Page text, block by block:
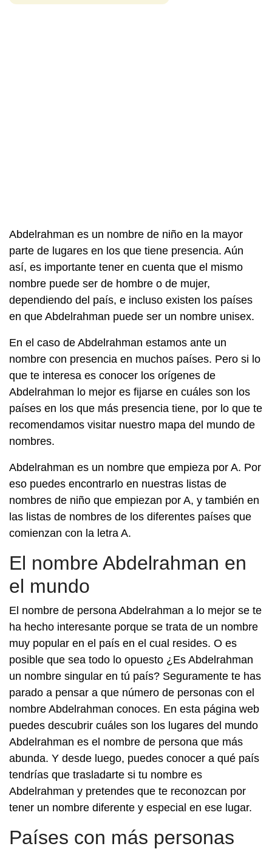
Abdelrahman es un nombre de niño en la mayor
parte de lugares en los que tiene presencia. Aún
así, es importante tener en cuenta que el mismo
nombre puede ser de hombre o de mujer,
dependiendo del país, e incluso existen los países
en que Abdelrahman puede ser un nombre unisex.
En el caso de Abdelrahman estamos ante un
nombre con presencia en muchos países. Pero si lo
que te interesa es conocer los orígenes de
Abdelrahman lo mejor es fijarse en cuáles son los
países en los que más presencia tiene, por lo que te
recomendamos visitar nuestro mapa del mundo de
nombres.
Abdelrahman es un nombre que empieza por A. Por
eso puedes encontrarlo en nuestras listas de
nombres de niño que empiezan por A, y también en
las listas de nombres de los diferentes países que
comienzan con la letra A.
El nombre Abdelrahman en
el mundo
El nombre de persona Abdelrahman a lo mejor se te
ha hecho interesante porque se trata de un nombre
muy popular en el país en el cual resides. O es
posible que sea todo lo opuesto ¿Es Abdelrahman
un nombre singular en tú país? Seguramente te has
parado a pensar a que número de personas con el
nombre Abdelrahman conoces. En esta página web
puedes descubrir cuáles son los lugares del mundo
Abdelrahman es el nombre de persona que más
abunda. Y desde luego, puedes conocer a qué país
tendrías que trasladarte si tu nombre es
Abdelrahman y pretendes que te reconozcan por
tener un nombre diferente y especial en ese lugar.
Países con más personas